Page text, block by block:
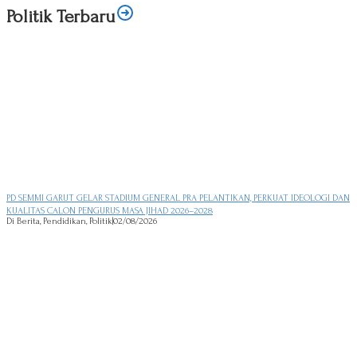
Politik Terbaru
PD SEMMI GARUT GELAR STADIUM GENERAL PRA PELANTIKAN, PERKUAT IDEOLOGI DAN
KUALITAS CALON PENGURUS MASA JIHAD 2026–2028
Di Berita, Pendidikan, Politik02/08/2026